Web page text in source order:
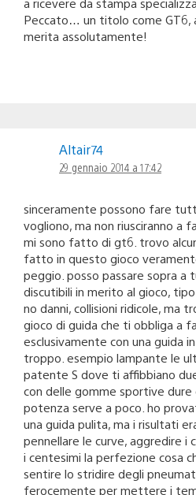
Peccato… un titolo come GT6,
merita assolutamente!
Altair74
29 gennaio 2014 a 17:42
sinceramente possono fare
vogliono, ma non riusciranno a
mi sono fatto di gt6. trovo
fatto in questo gioco
peggio. posso passare sopra a
discutibili in merito al gioco, tipo
no danni, collisioni ridicole, ma
gioco di guida che ti obbliga a
esclusivamente con una guida
troppo. esempio lampante le
patente S dove ti affibbiano
con delle gomme sportive dure
potenza serve a poco. ho
una guida pulita, ma i risultati
pennellare le curve, aggredire i
i centesimi la perfezione cosa
sentire lo stridire degli
ferocemente per mettere i